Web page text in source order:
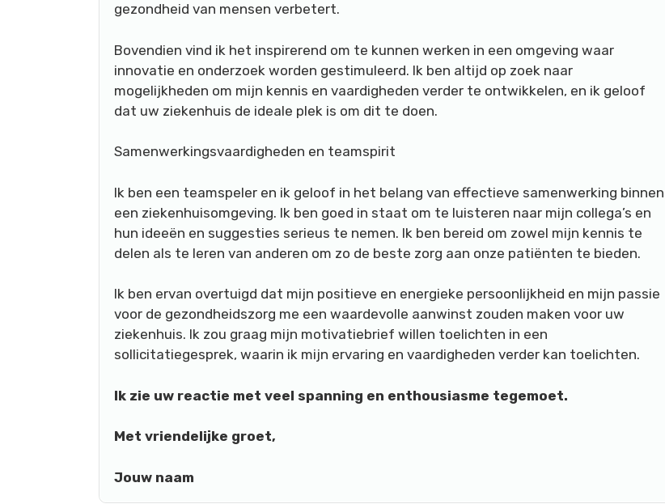
gezondheid van mensen verbetert.
Bovendien vind ik het inspirerend om te kunnen werken in een omgeving waar
innovatie en onderzoek worden gestimuleerd. Ik ben altijd op zoek naar
mogelijkheden om mijn kennis en vaardigheden verder te ontwikkelen, en ik geloof
dat uw ziekenhuis de ideale plek is om dit te doen.
Samenwerkingsvaardigheden en teamspirit
Ik ben een teamspeler en ik geloof in het belang van effectieve samenwerking binnen
een ziekenhuisomgeving. Ik ben goed in staat om te luisteren naar mijn collega’s en
hun ideeën en suggesties serieus te nemen. Ik ben bereid om zowel mijn kennis te
delen als te leren van anderen om zo de beste zorg aan onze patiënten te bieden.
Ik ben ervan overtuigd dat mijn positieve en energieke persoonlijkheid en mijn passie
voor de gezondheidszorg me een waardevolle aanwinst zouden maken voor uw
ziekenhuis. Ik zou graag mijn motivatiebrief willen toelichten in een
sollicitatiegesprek, waarin ik mijn ervaring en vaardigheden verder kan toelichten.
Ik zie uw reactie met veel spanning en enthousiasme tegemoet.
Met vriendelijke groet,
Jouw naam